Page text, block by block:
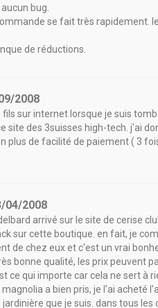
bug.
se fait très rapidement.
de réductions.
2008
sur internet lorsque je suis
site des 3suisses high-tech. j'ai
plus de facilité de paiement ( 3
04/2008
arrivé sur le site de cerise
sur cette boutique. en fait, je
de chez eux et c'est un vrai
bonne qualité, les prix peuvent
ce qui importe car cela ne sert à
a bien pris, je l'ai acheté
que je suis. dans tous les